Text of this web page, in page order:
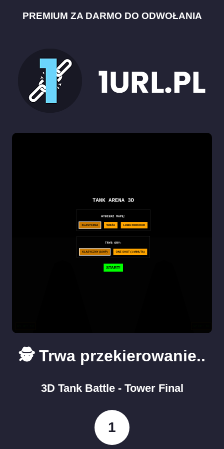
PREMIUM ZA DARMO DO ODWOŁANIA
🕵️ Trwa przekierowanie..
3D Tank Battle - Tower Final
1